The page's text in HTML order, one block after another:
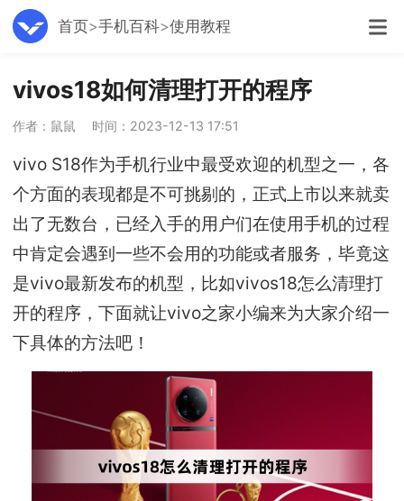
首页 手机百科 使用教程
vivos18如何清理打开的程序
作者：鼠鼠 时间：2023-12-13 17:51
vivo S18作为手机行业中最受欢迎的机型之一，各
个方面的表现都是不可挑剔的，正式上市以来就卖
出了无数台，已经入手的用户们在使用手机的过程
中肯定会遇到一些不会用的功能或者服务，毕竟这
是vivo最新发布的机型，比如vivos18怎么清理打
开的程序，下面就让vivo之家小编来为大家介绍一
下具体的方法吧！